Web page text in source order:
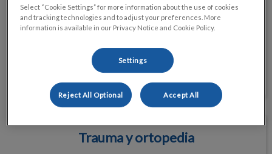
Diagnóstico por imagen
Las técnicas de diagnóstico por imagen representan
pacientes.
Ver servicio
Trauma y ortopedia
Trauma y ortopedia
Select “Cookie Settings” for more information about the use of cookies
and tracking technologies and to adjust your preferences. More
information is available in our Privacy Notice and Cookie Policy.
Settings
Reject All Optional Accept All